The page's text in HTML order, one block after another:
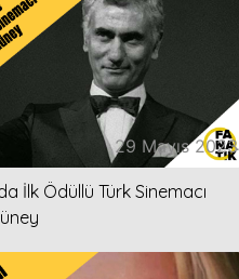
29 Mayıs 2023
İlk Ödüllü Türk Sinemacı